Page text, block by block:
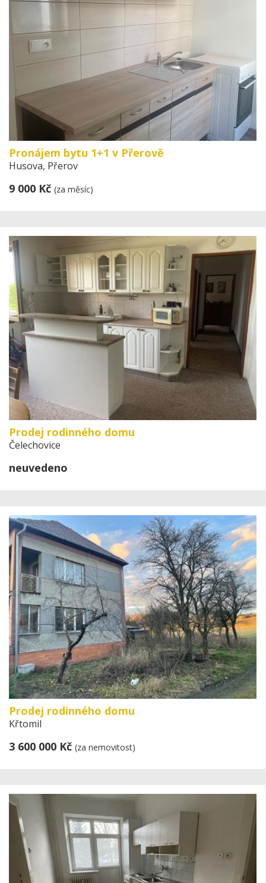
Pronájem bytu 1+1 v Přerově
Husova, Přerov
9 000 Kč (za měsíc)
Prodej rodinného domu
Čelechovice
neuvedeno
Prodej rodinného domu
Křtomil
3 600 000 Kč (za nemovitost)